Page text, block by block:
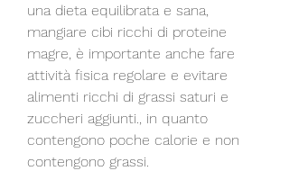
una dieta equilibrata e sana,
mangiare cibi ricchi di proteine
magre, è importante anche fare
attività fisica regolare e evitare
alimenti ricchi di grassi saturi e
zuccheri aggiunti., in quanto
contengono poche calorie e non
contengono grassi.